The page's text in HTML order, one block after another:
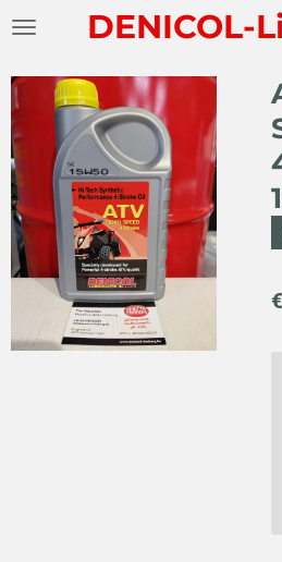
Ga
naar
de
hoofdinhoud
DENICOL-